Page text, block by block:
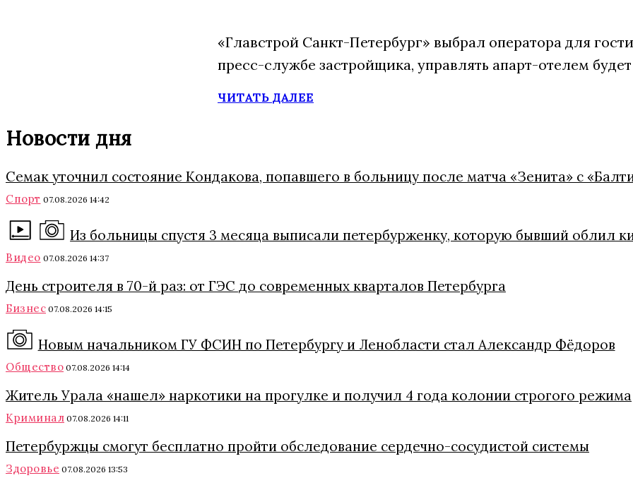
«Главстрой Санкт-Петербург» выбрал оператора для
пресс-службе застройщика, управлять апарт-отелем
ЧИТАТЬ ДАЛЕЕ
Новости дня
Семак уточнил состояние Кондакова, попавшего в больницу после матча «Зенита» с
Спорт 07.08.2026 14:42
Из больницы спустя 3 месяца выписали петербурженку, которую бывший облил
Видео 07.08.2026 14:37
День строителя в 70-й раз: от ГЭС до современных кварталов Петербурга
Бизнес 07.08.2026 14:15
Новым начальником ГУ ФСИН по Петербургу и Ленобласти стал Александр Фёдоров
Общество 07.08.2026 14:14
Житель Урала «нашел» наркотики на прогулке и получил 4 года колонии строгого режима
Криминал 07.08.2026 14:11
Петербуржцы смогут бесплатно пройти обследование сердечно-сосудистой системы
Здоровье 07.08.2026 13:53